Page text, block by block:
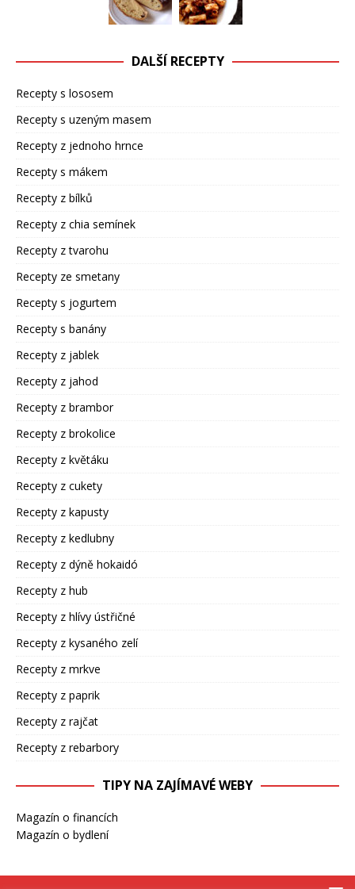
DALŠÍ RECEPTY
Recepty s lososem
Recepty s uzeným masem
Recepty z jednoho hrnce
Recepty s mákem
Recepty z bílků
Recepty z chia semínek
Recepty z tvarohu
Recepty ze smetany
Recepty s jogurtem
Recepty s banány
Recepty z jablek
Recepty z jahod
Recepty z brambor
Recepty z brokolice
Recepty z květáku
Recepty z cukety
Recepty z kapusty
Recepty z kedlubny
Recepty z dýně hokaidó
Recepty z hub
Recepty z hlívy ústřičné
Recepty z kysaného zelí
Recepty z mrkve
Recepty z paprik
Recepty z rajčat
Recepty z rebarbory
TIPY NA ZAJÍMAVÉ WEBY
Magazín o financích
Magazín o bydlení